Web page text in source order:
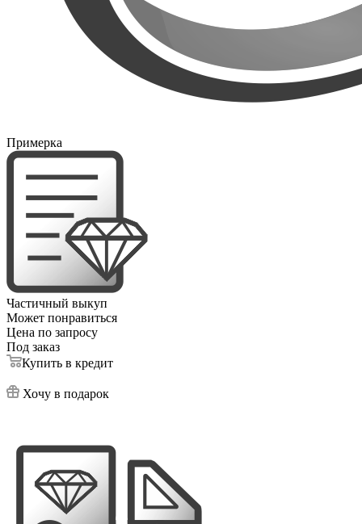
Примерка
Частичный выкуп
Может понравиться
Цена по запросу
Под заказ
Купить в кредит
Хочу в подарок